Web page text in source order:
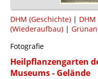
DHM (Geschichte) |
(Wiederaufbau) |
Fotografie
Heilpflanzengarten
Museums - Gelände